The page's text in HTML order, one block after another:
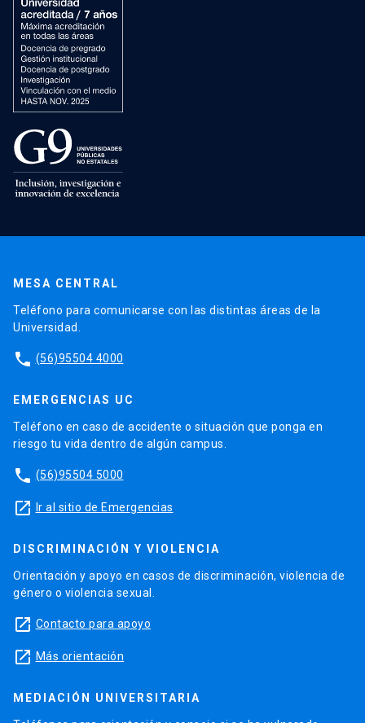
MESA CENTRAL
Teléfono para comunicarse con las distintas áreas de la
Universidad.
phone (56)95504 4000
EMERGENCIAS UC
Teléfono en caso de accidente o situación que ponga en
riesgo tu vida dentro de algún campus.
phone (56)95504 5000
launch Ir al sitio de Emergencias
DISCRIMINACIÓN Y VIOLENCIA
Orientación y apoyo en casos de discriminación, violencia de
género o violencia sexual.
launch Contacto para apoyo
launch Más orientación
MEDIACIÓN UNIVERSITARIA